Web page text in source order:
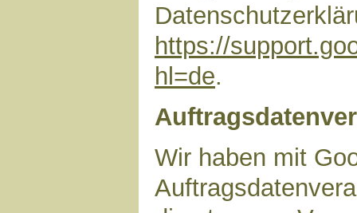
https://
hl=de.
Wir haben mit